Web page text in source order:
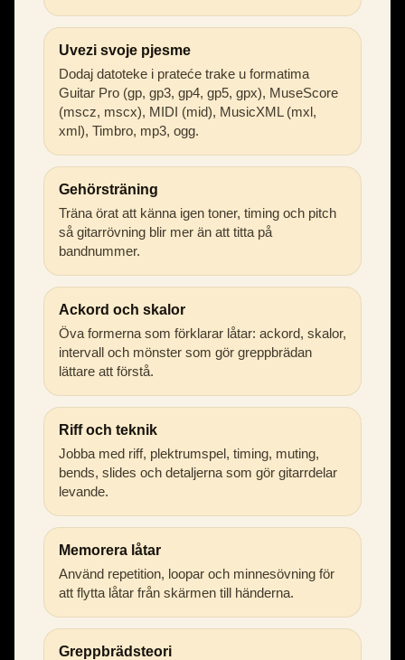
Uvezi svoje pjesme
Dodaj datoteke i prateće trake u formatima
Guitar Pro (gp, gp3, gp4, gp5, gpx), MuseScore
(mscz, mscx), MIDI (mid), MusicXML (mxl,
xml), Timbro, mp3, ogg.
Gehörsträning
Träna örat att känna igen toner, timing och pitch
så gitarrövning blir mer än att titta på
bandnummer.
Ackord och skalor
Öva formerna som förklarar låtar: ackord, skalor,
intervall och mönster som gör greppbrädan
lättare att förstå.
Riff och teknik
Jobba med riff, plektrumspel, timing, muting,
bends, slides och detaljerna som gör gitarrdelar
levande.
Memorera låtar
Använd repetition, loopar och minnesövning för
att flytta låtar från skärmen till händerna.
Greppbrädsteori